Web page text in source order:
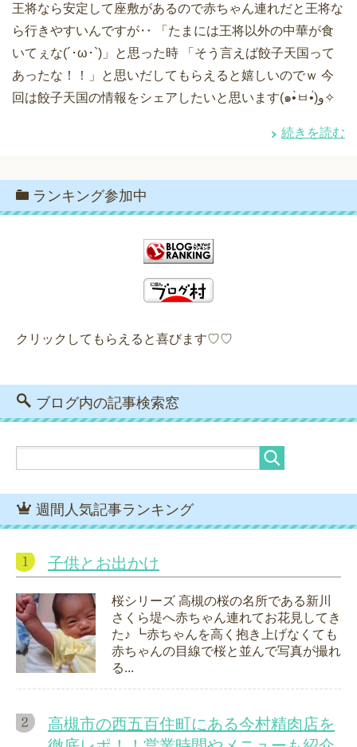
王将なら安定して座敷があるので赤ちゃん連れだと王将な
ら行きやすいんですが‥ 「たまには王将以外の中華が食
いてぇな(´･ω･`)」と思った時 「そう言えば餃子天国って
あったな！！」と思いだしてもらえると嬉しいのでｗ 今
回は餃子天国の情報をシェアしたいと思います(๑•̀ㅂ•́)و✧
続きを読む
ランキング参加中
クリックしてもらえると喜びます♡♡
ブログ内の記事検索窓
週間人気記事ランキング
子供とお出かけ
桜シリーズ 高槻の桜の名所である新川
さくら堤へ赤ちゃん連れてお花見してき
た♪ ┗赤ちゃんを高く抱き上げなくても
赤ちゃんの目線で桜と並んで写真が撮れ
る...
高槻市の西五百住町にある今村精肉店を